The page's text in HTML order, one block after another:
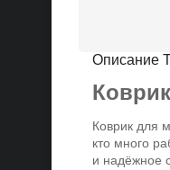
Описание
Коврик для
кто много
и надёжное